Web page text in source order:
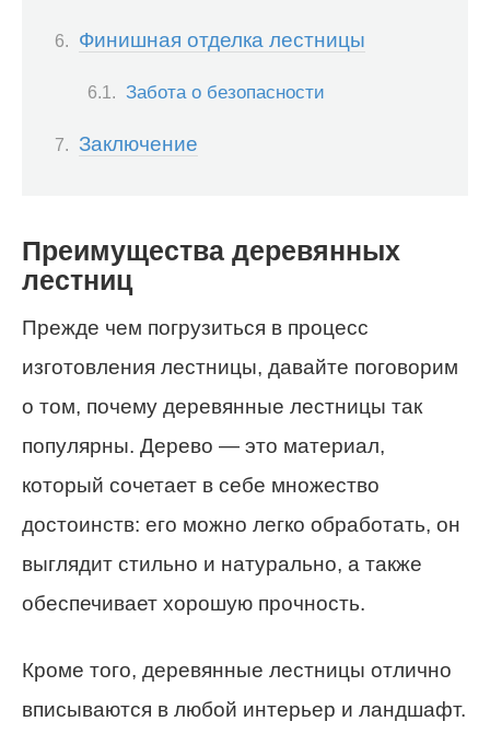
Финишная отделка лестницы
Забота о безопасности
Заключение
Преимущества деревянных
лестниц
Прежде чем погрузиться в процесс
изготовления лестницы, давайте поговорим
о том, почему деревянные лестницы так
популярны. Дерево — это материал,
который сочетает в себе множество
достоинств: его можно легко обработать, он
выглядит стильно и натурально, а также
обеспечивает хорошую прочность.
Кроме того, деревянные лестницы отлично
вписываются в любой интерьер и ландшафт.